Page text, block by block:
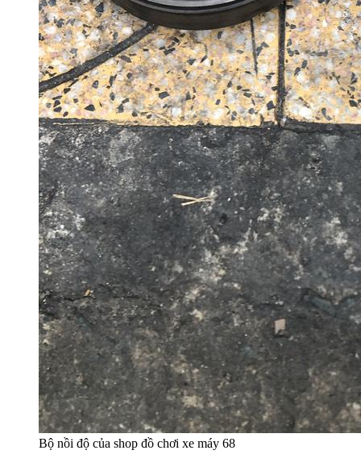
Bộ nồi độ của shop đồ chơi xe máy 68